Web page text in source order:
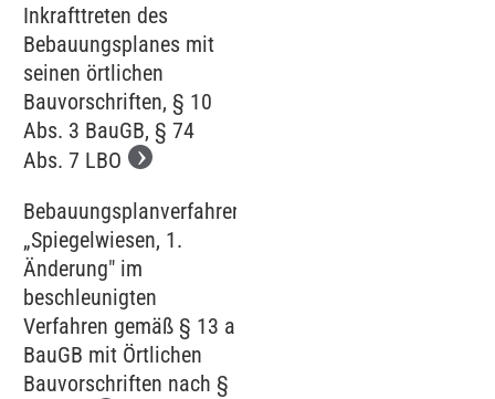
Inkrafttreten des
Bebauungsplanes mit
seinen örtlichen
Bauvorschriften, § 10
Abs. 3 BauGB, § 74
Abs. 7 LBO
Bebauungsplanverfahren
„Spiegelwiesen, 1.
Änderung" im
beschleunigten
Verfahren gemäß § 13 a
BauGB mit Örtlichen
Bauvorschriften nach §